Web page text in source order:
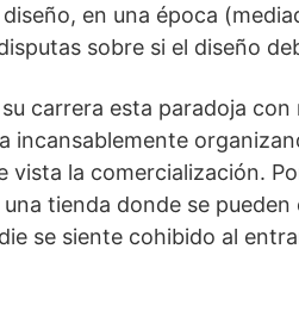
en una época
sobre si el diseño
carrera esta paradoja
incansablemente
vista la comercialización.
una tienda donde se
se siente cohibido al